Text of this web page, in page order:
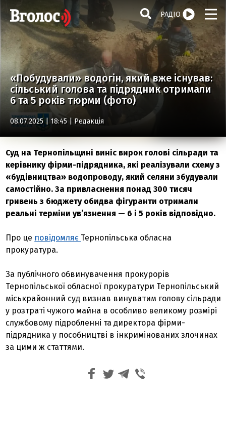
РАДІО
«Побудували» водогін, який вже існував:
сільський голова та підрядник отримали
6 та 5 років тюрми (фото)
08.07.2025 | 18:45 | Редакція
Суд на Тернопільщині виніс вирок голові сільради та
керівнику фірми-підрядника, які реалізували схему з
«будівництва» водопроводу, який селяни збудували
самостійно. За привласнення понад 300 тисяч
гривень з бюджету обидва фігуранти отримали
реальні терміни ув’язнення — 6 і 5 років відповідно.
Про це повідомляє Тернопільська обласна
прокуратура.
За публічного обвинувачення прокурорів
Тернопільської обласної прокуратури Тернопільський
міськрайонний суд визнав винуватим голову сільради
у розтраті чужого майна в особливо великому розмірі
службовому підробленні та директора фірми-
підрядника у пособництві в інкримінованих злочинах
за цими ж статтями.